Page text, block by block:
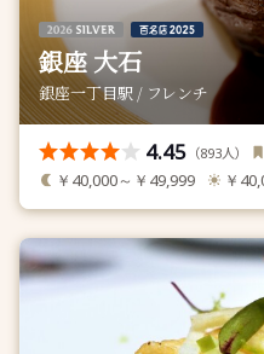
銀座 大石
銀座一丁目駅 / フレンチ
4.45 （893人）
￥40,000～￥49,999 ￥